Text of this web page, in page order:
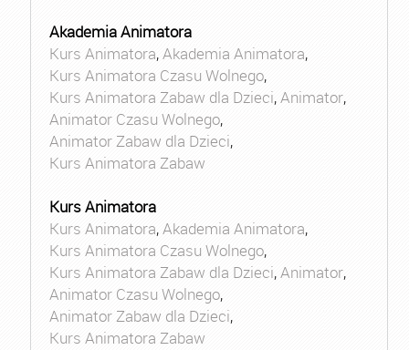
Akademia Animatora
Kurs Animatora,Akademia Animatora,
Kurs Animatora Czasu Wolnego,
Kurs Animatora Zabaw dla Dzieci,Animator,
Animator Czasu Wolnego,
Animator Zabaw dla Dzieci,
Kurs Animatora Zabaw
Kurs Animatora
Kurs Animatora,Akademia Animatora,
Kurs Animatora Czasu Wolnego,
Kurs Animatora Zabaw dla Dzieci,Animator,
Animator Czasu Wolnego,
Animator Zabaw dla Dzieci,
Kurs Animatora Zabaw